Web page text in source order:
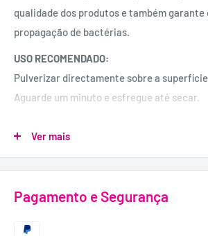
qualidade dos produtos e também garante
propagação de bactérias.
USO RECOMENDADO:
Pulverizar directamente sobre a
Aguarde um minuto e esfregue até secar.
- Evitar o contato com os olhos. Em caso
- Guardar em local seco e fresco e na
QUANTIDADE:
Ver mais
Pagamento e Segurança